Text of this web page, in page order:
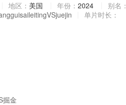
地区： 美国 年份： 2024
别名：
单片时长：
掘金